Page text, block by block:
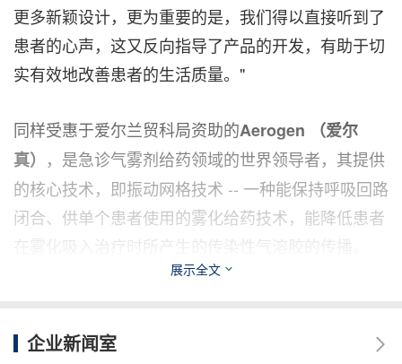
更多新颖设计，更为重要的是，我们得以直接听到了
患者的心声，这又反向指导了产品的开发，有助于切
实有效地改善患者的生活质量。"
同样受惠于爱尔兰贸科局资助的Aerogen
（爱尔
真） ，是急诊气雾剂给药领域的世界领导者，其提供
的核心技术，即振动网格技术 -- 一种能保持呼吸回路
闭合、供单个患者使用的雾化给药技术，能降低患者
在雾化吸入治疗时所产生的传染性气溶胶的传播。
Aerogen的该项技术对急诊科和重症监护病房至关重
展示全文
企业新闻室